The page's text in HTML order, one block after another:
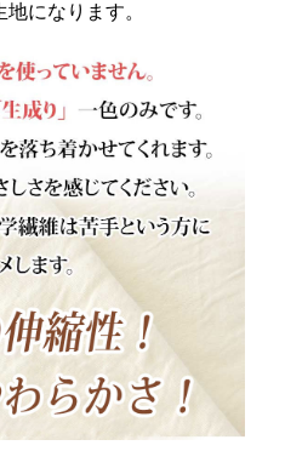
になります。